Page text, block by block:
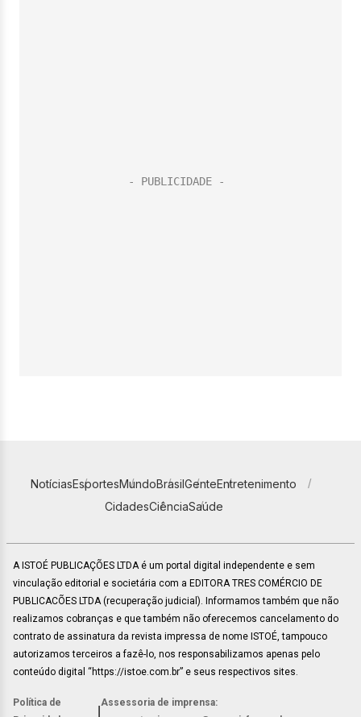
NotíciasEsportesMundoBrasilGenteEntretenimento
CidadesCiênciaSaúde
A ISTOÉ PUBLICAÇÕES LTDA é um portal digital independente e sem
vinculação editorial e societária com a EDITORA TRES COMÉRCIO DE
PUBLICACÕES LTDA (recuperação judicial). Informamos também que não
realizamos cobranças e que também não oferecemos cancelamento do
contrato de assinatura da revista impressa de nome ISTOÉ, tampouco
autorizamos terceiros a fazê-lo, nos responsabilizamos apenas pelo
conteúdo digital “https://istoe.com.br” e seus respectivos sites.
Política de
Assessoria de imprensa: